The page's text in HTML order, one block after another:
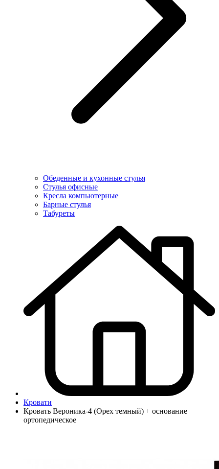
Обеденные и кухонные стулья
Стулья офисные
Кресла компьютерные
Барные стулья
Табуреты
Кровати
Кровать Вероника-4 (Орех темный) + основание
ортопедическое